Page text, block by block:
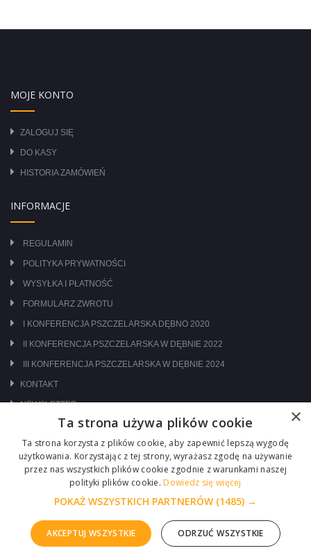
MOJE KONTO
ZALOGUJ SIĘ
DO KASY
HISTORIA ZAMÓWIEŃ
INFORMACJE
REGULAMIN
POLITYKA PRYWATNOŚCI
WYSYŁKA I PŁATNOŚĆ
FORMULARZ ZWROTU
I KONFERENCJA PSZCZELARSKA DĘBNO 2020
II KONFERENCJA PSZCZELARSKA W DĘBNIE 2022
III KONFERENCJA PSZCZELARSKA W DĘBNIE 2024
KONTAKT
NEWSLETTER
ODWIEDŹ NAS NA:
×
Ta strona używa plików cookie
Ta strona korzysta z plików cookie, aby zapewnić lepszą wygodę
użytkowania. Korzystając z tej strony, wyrażasz zgodę na używanie
przez nas wszystkich plików cookie zgodnie z warunkami naszej
polityki plików cookie. Dowiedz się więcej
POKAŻ WSZYSTKICH PARTNERÓW (1485) →
AKCEPTUJ WSZYSTKIE ODRZUĆ WSZYSTKIE